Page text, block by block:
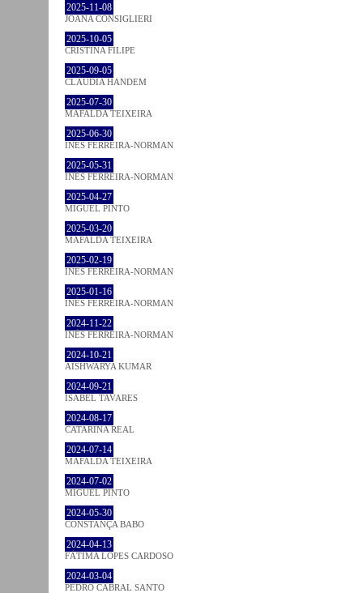
2025-11-08
JOANA CONSIGLIERI
2025-10-05
CRISTINA FILIPE
2025-09-05
CLÁUDIA HANDEM
2025-07-30
MAFALDA TEIXEIRA
2025-06-30
INÊS FERREIRA-NORMAN
2025-05-31
INÊS FERREIRA-NORMAN
2025-04-27
MIGUEL PINTO
2025-03-20
MAFALDA TEIXEIRA
2025-02-19
INÊS FERREIRA-NORMAN
2025-01-16
INÊS FERREIRA-NORMAN
2024-11-22
INÊS FERREIRA-NORMAN
2024-10-21
AISHWARYA KUMAR
2024-09-21
ISABEL TAVARES
2024-08-17
CATARINA REAL
2024-07-14
MAFALDA TEIXEIRA
2024-07-02
MIGUEL PINTO
2024-05-30
CONSTANÇA BABO
2024-04-13
FÁTIMA LOPES CARDOSO
2024-03-04
PEDRO CABRAL SANTO